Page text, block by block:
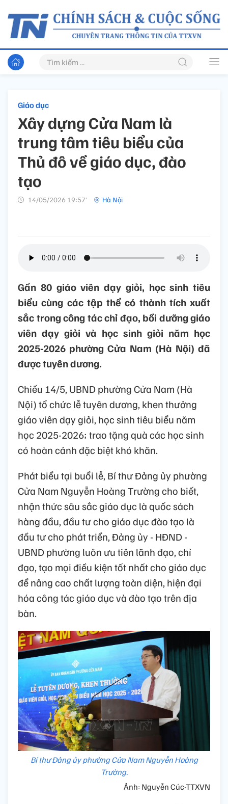
Giáo dục
Xây dựng Cửa Nam là
trung tâm tiêu biểu của
Thủ đô về giáo dục, đào
tạo
14/05/2026 19:57’ Hà Nội
Gần 80 giáo viên dạy giỏi, học sinh tiêu
biểu cùng các tập thể có thành tích xuất
sắc trong công tác chỉ đạo, bồi dưỡng giáo
viên dạy giỏi và học sinh giỏi năm học
2025-2026 phường Cửa Nam (Hà Nội) đã
được tuyên dương.
Chiều 14/5, UBND phường Cửa Nam (Hà
Nội) tổ chức lễ tuyên dương, khen thưởng
giáo viên dạy giỏi, học sinh tiêu biểu năm
học 2025-2026; trao tặng quà các học sinh
có hoàn cảnh đặc biệt khó khăn.
Phát biểu tại buổi lễ, Bí thư Đảng ủy phường
Cửa Nam Nguyễn Hoàng Trường cho biết,
nhận thức sâu sắc giáo dục là quốc sách
hàng đầu, đầu tư cho giáo dục đào tạo là
đầu tư cho phát triển, Đảng ủy - HĐND -
UBND phường luôn ưu tiên lãnh đạo, chỉ
đạo, tạo mọi điều kiện tốt nhất cho giáo dục
để nâng cao chất lượng toàn diện, hiện đại
hóa công tác giáo dục và đào tạo trên địa
bàn.
Bí thư Đảng ủy phường Cửa Nam Nguyễn Hoàng
Trường.
Ảnh: Nguyễn Cúc-TTXVN